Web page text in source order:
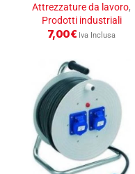
Attrezzature da lavoro,
Prodotti industriali
7,00€ Iva Inclusa